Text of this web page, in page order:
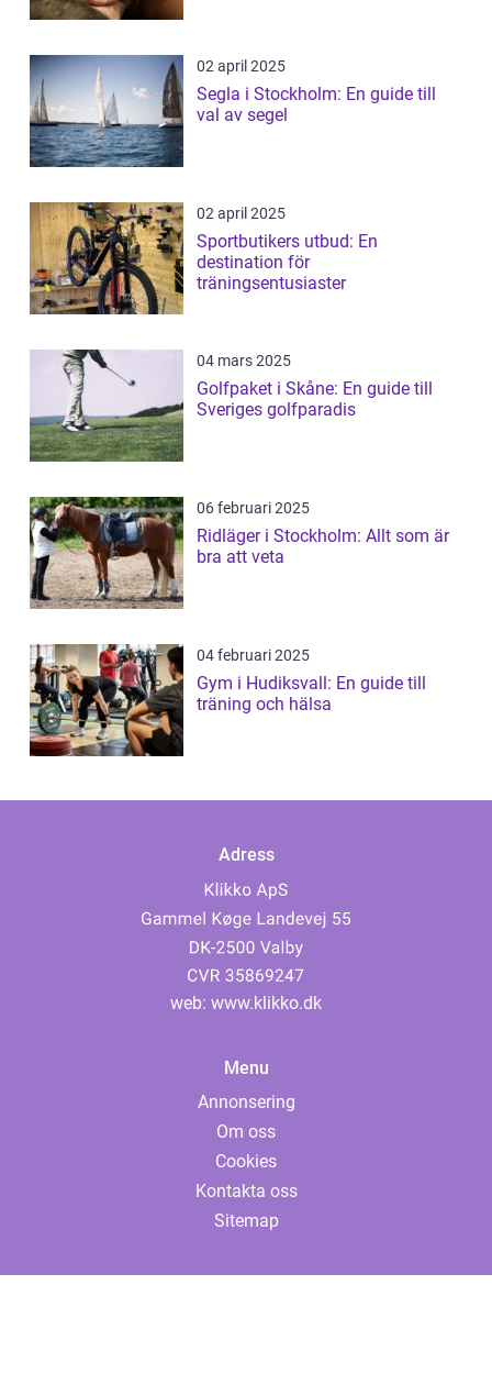
02 april 2025
Segla i Stockholm: En guide till
val av segel
02 april 2025
Sportbutikers utbud: En
destination för
träningsentusiaster
04 mars 2025
Golfpaket i Skåne: En guide till
Sveriges golfparadis
06 februari 2025
Ridläger i Stockholm: Allt som är
bra att veta
04 februari 2025
Gym i Hudiksvall: En guide till
träning och hälsa
Adress
web: www.klikko.dk
Menu
Annonsering
Om oss
Cookies
Kontakta oss
Sitemap